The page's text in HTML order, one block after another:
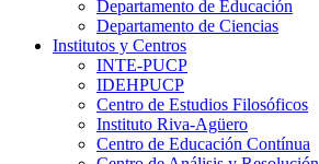
Departamento de Educación
Departamento de Ciencias
Institutos y Centros
INTE-PUCP
IDEHPUCP
Centro de Estudios Filosóficos
Instituto Riva-Agüero
Centro de Educación Contínua